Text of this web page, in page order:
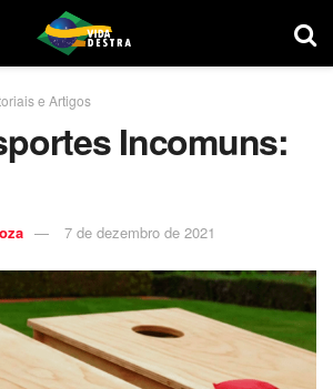
e Artigos
Incomuns:
7 de dezembro de 2021